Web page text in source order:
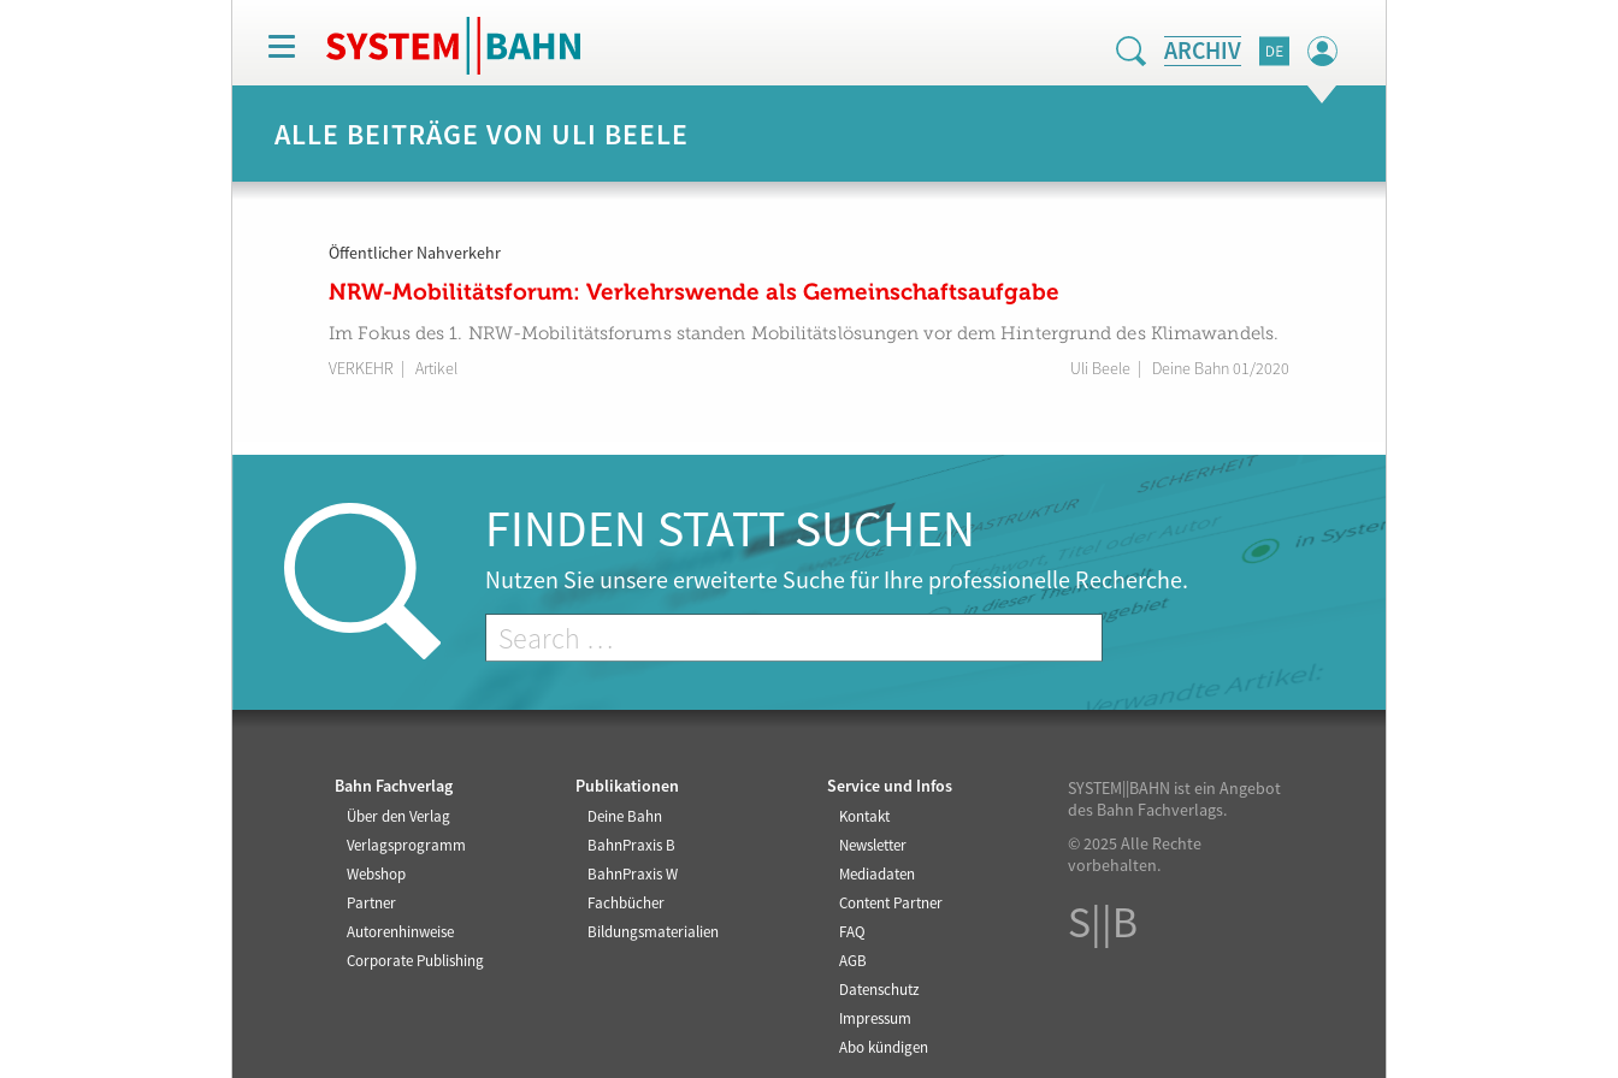
T
o
g
l
n
ARCHIV
ALLE BEITRÄGE VON ULI BEELE
Öffentlicher Nahverkehr
NRW-Mobilitätsforum: Verkehrswende als Gemeinschaftsaufgabe
Im Fokus des 1. NRW-Mobilitätsforums standen Mobilitätslösungen vor dem Hintergrund des Klimawandels.
VERKEHR | Artikel Uli Beele Deine Bahn 01/2020
FINDEN STATT SUCHEN
Nutzen Sie unsere erweiterte Suche für Ihre professionelle Recherche.
Bahn Fachverlag
Über den Verlag
Verlagsprogramm
Webshop
Partner
Autorenhinweise
Corporate Publishing
Publikationen
Deine Bahn
BahnPraxis B
BahnPraxis W
Fachbücher
Bildungsmaterialien
Service und Infos
Kontakt
Newsletter
Mediadaten
Content Partner
FAQ
AGB
Datenschutz
Impressum
Abo kündigen
SYSTEM||BAHN ist ein Angebot
des Bahn Fachverlags.
© 2025 Alle Rechte
vorbehalten.
S||B